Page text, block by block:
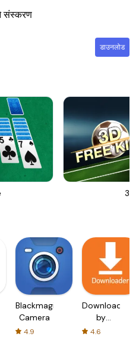
संस्करण
डाउनलोड
3D
Blackmagic
Camera
4.9
Downloader
by
AFTVnews
4.6